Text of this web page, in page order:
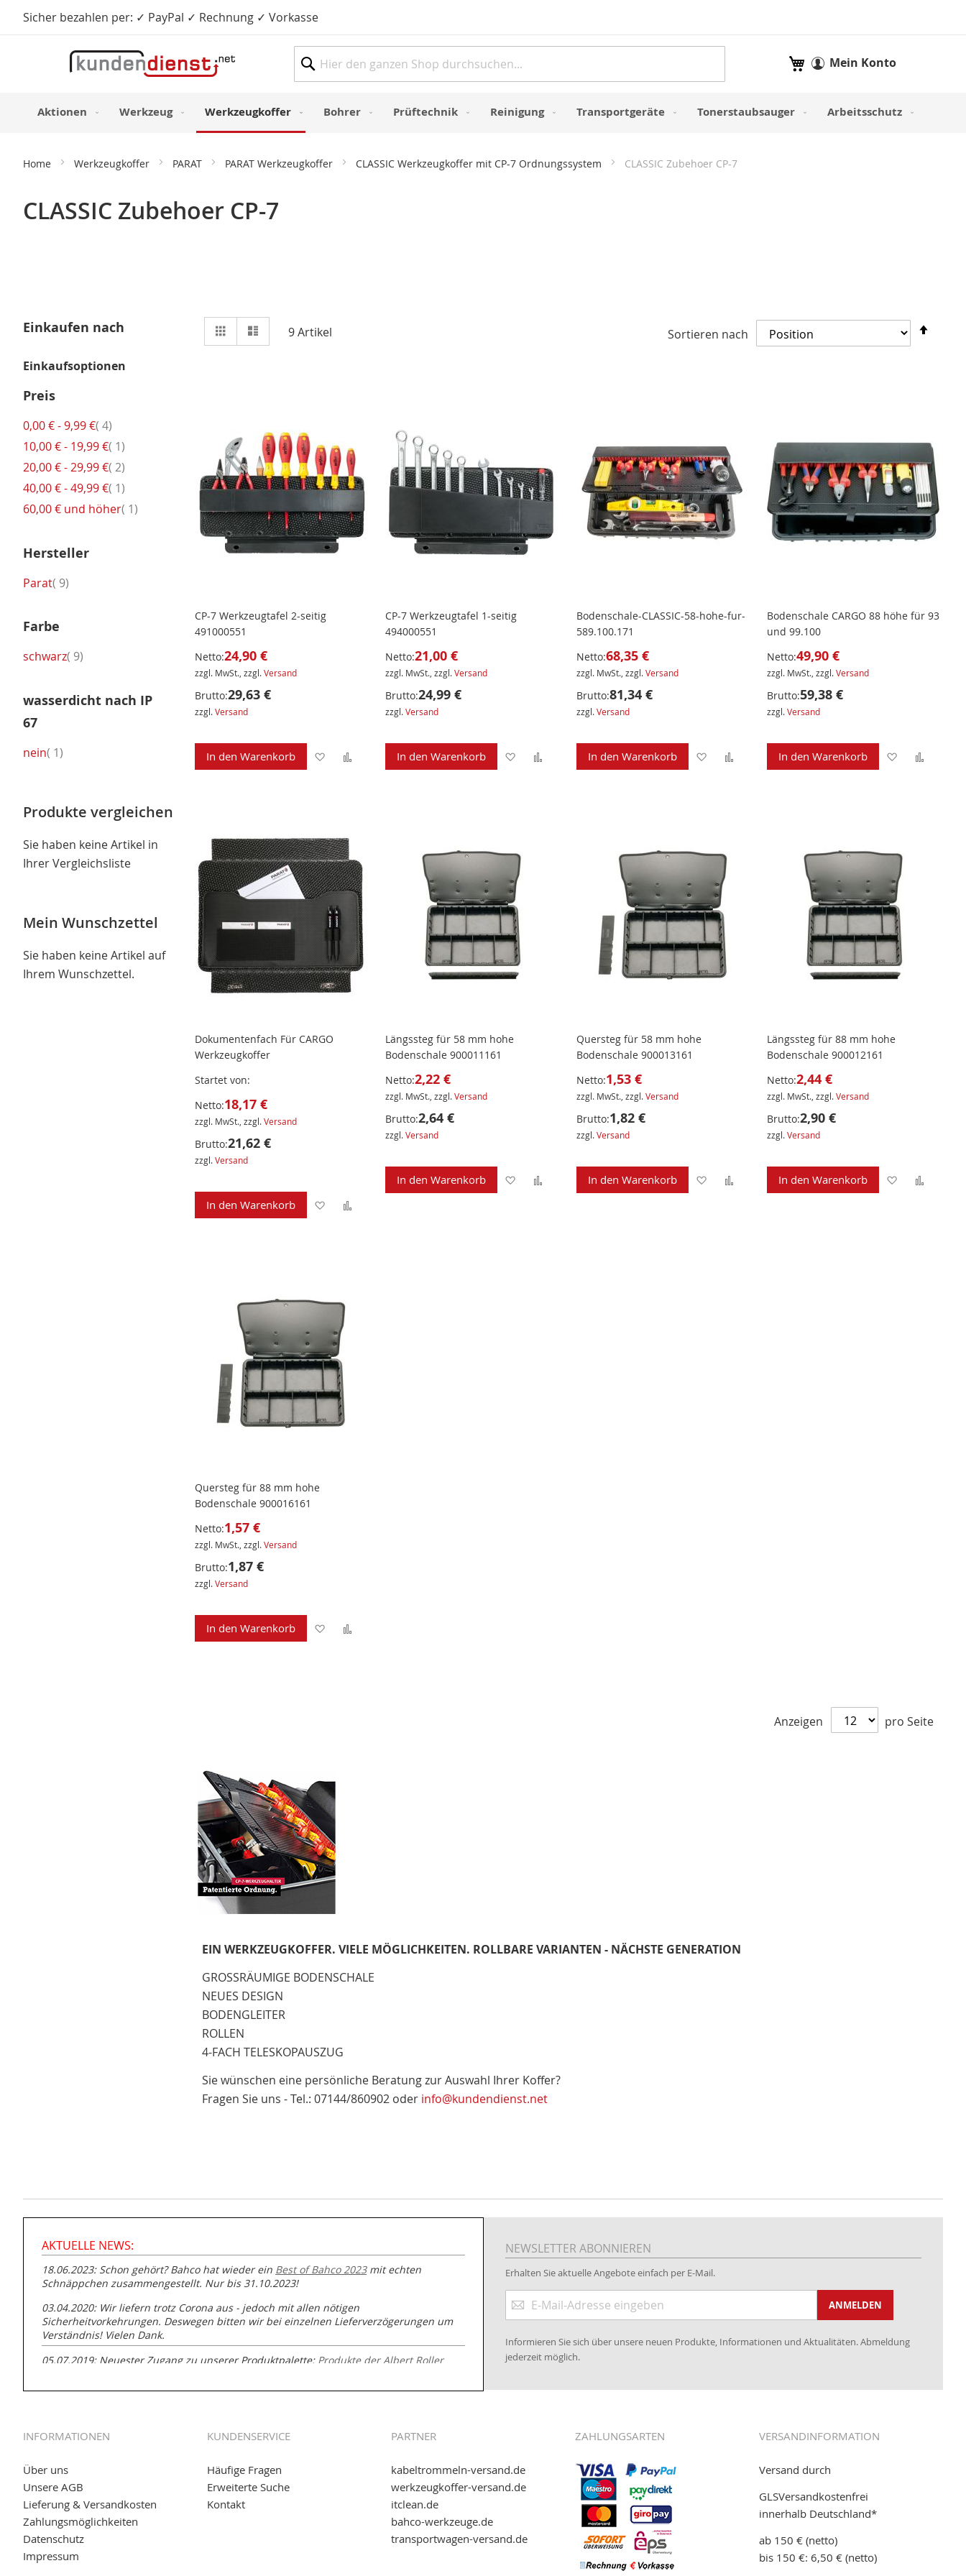
Sicher bezahlen per: ✓ PayPal ✓ Rechnung ✓ VorkasseDirekt
Mein Warenkorb
Mein Konto
Aktionen Werkzeug Werkzeugkoffer Bohrer Prüftechnik Reinigung Transportgeräte Tonerstaubsauger Arbeitsschutz
Home Werkzeugkoffer PARAT PARAT Werkzeugkoffer CLASSIC Werkzeugkoffer mit CP-7 Ordnungssystem CLASSIC Zubehoer CP-7
CLASSIC Zubehoer CP-7
Ansicht
als
Raster 9Artikel Sortieren nach
CP-7 Werkzeugtafel 2-seitig
491000551
Netto:24,90 €
zzgl. MwSt., zzgl.Versand
Brutto:29,63 €
zzgl.Versand
In den Warenkorb
Zur
CP-7 Werkzeugtafel 1-seitig
494000551
Netto:21,00 €
zzgl. MwSt., zzgl.Versand
Brutto:24,99 €
zzgl.Versand
In den Warenkorb
Zur
Bodenschale-CLASSIC-58-hohe-fur-
589.100.171
Netto:68,35 €
zzgl. MwSt., zzgl.Versand
Brutto:81,34 €
zzgl.Versand
In den Warenkorb
Zur
Bodenschale CARGO 88 höhe für 93
und 99.100
Netto:49,90 €
zzgl. MwSt., zzgl.Versand
Brutto:59,38 €
zzgl.Versand
In den Warenkorb
Zur
Dokumentenfach Für CARGO
Werkzeugkoffer
Startet von
Netto:18,17 €
zzgl. MwSt., zzgl.Versand
Brutto:21,62 €
zzgl.Versand
In den Warenkorb
Zur
Längssteg für 58 mm hohe
Bodenschale 900011161
Netto:2,22 €
zzgl. MwSt., zzgl.Versand
Brutto:2,64 €
zzgl.Versand
In den Warenkorb
Zur
Quersteg für 58 mm hohe
Bodenschale 900013161
Netto:1,53 €
zzgl. MwSt., zzgl.Versand
Brutto:1,82 €
zzgl.Versand
In den Warenkorb
Zur
Längssteg für 88 mm hohe
Bodenschale 900012161
Netto:2,44 €
zzgl. MwSt., zzgl.Versand
Brutto:2,90 €
zzgl.Versand
In den Warenkorb
Zur
Quersteg für 88 mm hohe
Bodenschale 900016161
Netto:1,57 €
zzgl. MwSt., zzgl.Versand
Brutto:1,87 €
zzgl.Versand
In den Warenkorb
Zur
Anzeigen pro Seite
EIN WERKZEUGKOFFER. VIELE MÖGLICHKEITEN. ROLLBARE VARIANTEN - NÄCHSTE GENERATION
GROSSRÄUMIGE BODENSCHALE
NEUES DESIGN
BODENGLEITER
ROLLEN
4-FACH TELESKOPAUSZUG
Sie wünschen eine persönliche Beratung zur Auswahl Ihrer Koffer?
Fragen Sie uns - Tel.: 07144/860902 oder info@kundendienst.net
Einkaufen nach
Einkaufsoptionen
Preis
0,00 €-9,99 € 4Artikel
10,00 €- 19,99 € 1Artikel
20,00 €-29,99 € 2Artikel
40,00 €-49,99 € 1Artikel
60,00 € und höher 1Artikel
Hersteller
Parat 9Artikel
Farbe
schwarz 9Artikel
wasserdicht nach IP
67
nein 1Artikel
Produkte vergleichen
Sie haben keine Artikel in
Ihrer Vergleichsliste
Mein Wunschzettel
Sie haben keine Artikel auf
Ihrem Wunschzettel.
AKTUELLE NEWS:
18.06.2023: Schon gehört? Bahco hat wieder ein Best of Bahco 2023mit echten
Schnäppchen zusammengestellt. Nur bis 31.10.2023!
03.04.2020: Wir liefern trotz Corona aus - jedoch mit allen nötigen
Sicherheitvorkehrungen. Deswegen bitten wir bei einzelnen Lieferverzögerungen um
Verständnis! Vielen Dank.
05.07.2019: Neuester Zugang zu unserer Produktpalette: Produkte der Albert Roller
04.11.2018: Überarbeitung der Corporate Identity (CI)
- Zahlung per paydirekt
16.01.2017:
- Visa & MasterCard (inkl. Maestro)
12.01.2017: JETZT NEU- giropay, SOFORT-Überweisung sowie eps (PAYONE)
05.09.2016: NEUE Topseller bei
11.08.2016: Gerade entsteht unser "neuer" Partnershop
NEWSLETTER ABONNIEREN
Erhalten Sie aktuelle Angebote einfach per E-Mail.
zum
ANMELDEN
Informieren Sie sich über unsere neuen Produkte, Informationen und Aktualitäten. Abmeldung
jederzeit möglich.
INFORMATIONEN
Über uns
Unsere AGB
Lieferung & Versandkosten
Zahlungsmöglichkeiten
Datenschutz
Impressum
KUNDENSERVICE
Häufige Fragen
Erweiterte Suche
Kontakt
PARTNER
kabeltrommeln-versand.de
werkzeugkoffer-versand.de
itclean.de
bahco-werkzeuge.de
transportwagen-versand.de
ZAHLUNGSARTEN VERSANDINFORMATION
Versand durch
GLSVersandkostenfrei
innerhalb Deutschland*
ab 150 € (netto)
bis 150 €: 6,50 € (netto)